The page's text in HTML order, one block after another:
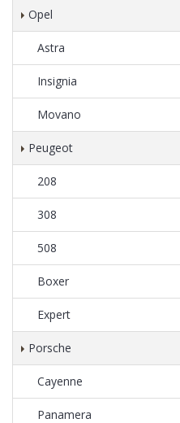
Opel
Astra
Insignia
Movano
Peugeot
208
308
508
Boxer
Expert
Porsche
Cayenne
Panamera